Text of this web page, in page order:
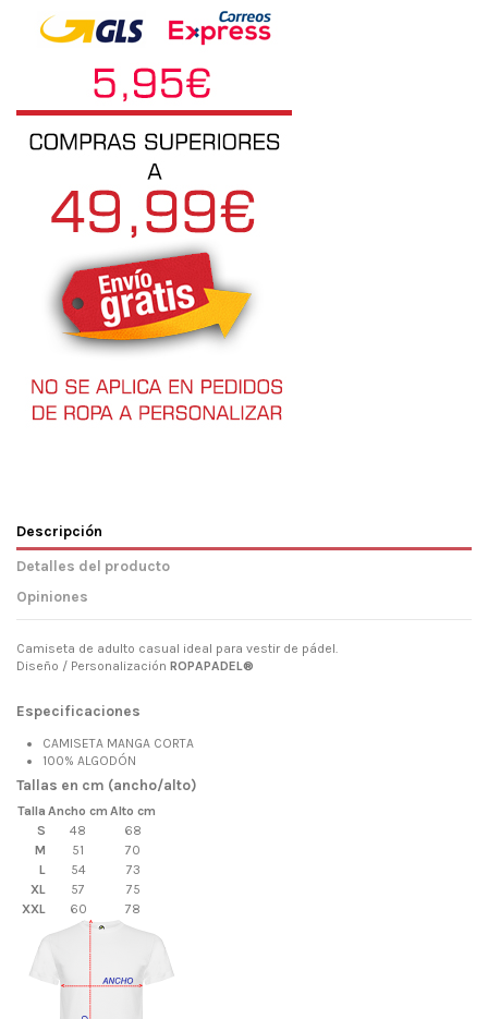
Descripción
Detalles del producto
Opiniones
Camiseta de adulto casual ideal para vestir de pádel.
Diseño / Personalización ROPAPADEL®
Especificaciones
CAMISETA MANGA CORTA
100% ALGODÓN
Tallas en cm (ancho/alto)
Talla Ancho cm Alto cm
S
48
68
M
51
70
L
54
73
XL
57
75
XXL
60 78